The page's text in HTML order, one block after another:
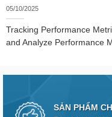
05/10/2025
Tracking Performance
and Analyze Performance
SẢN PHẨM